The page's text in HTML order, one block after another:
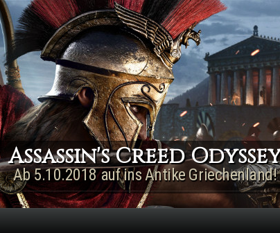
Direkt zum Inhalt
Assassin's Creed Rogue
Remastered
Jetzt für PS4 & Xbox One!